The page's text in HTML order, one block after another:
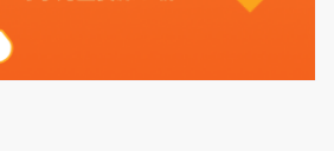
殖系统的健康。 遗传病史与家族病史：
要无严重的遗传病史、精神病史和传染
基因检测、家族史调查和医疗记录审查